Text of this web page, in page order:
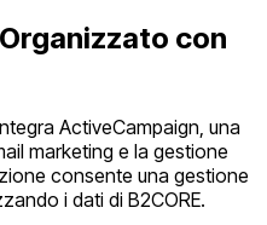
con
ActiveCampaign, una
marketing e la gestione
consente una gestione
i dati di B2CORE.